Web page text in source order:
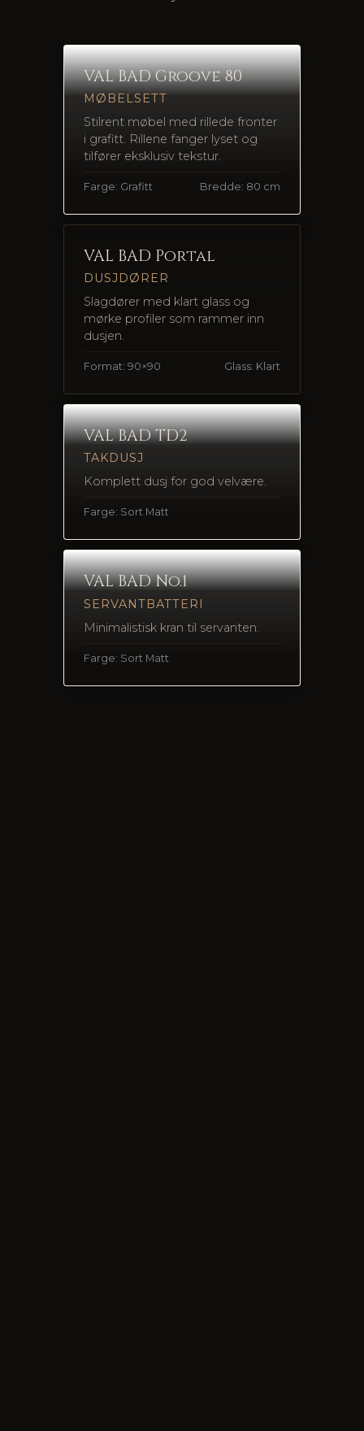
VAL BAD Groove 80
MØBELSETT
Stilrent møbel med rillede fronter
i grafitt. Rillene fanger lyset og
tilfører eksklusiv tekstur.
Farge: Grafitt Bredde: 80 cm
VAL BAD Portal
DUSJDØRER
Slagdører med klart glass og
mørke profiler som rammer inn
dusjen.
Format: 90×90 Glass: Klart
VAL BAD TD2
TAKDUSJ
Komplett dusj for god velvære.
Farge: Sort Matt
VAL BAD No.1
SERVANTBATTERI
Minimalistisk kran til servanten.
Farge: Sort Matt